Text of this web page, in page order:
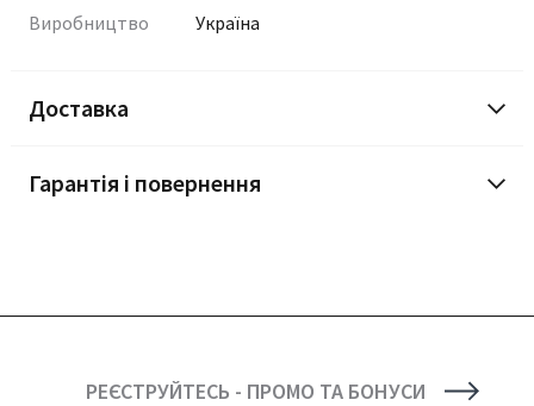
Виробництво Україна
Доставка
Гарантія і повернення
РЕЄСТРУЙТЕСЬ - ПРОМО ТА БОНУСИ